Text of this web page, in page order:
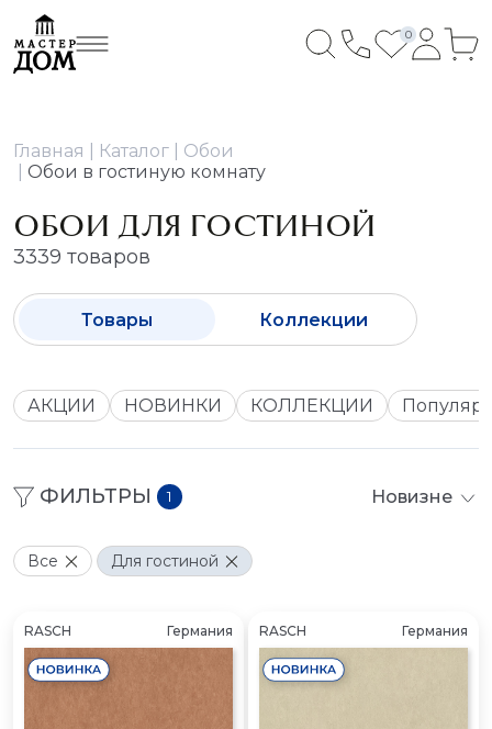
0
Главная Каталог
Обои
Обои в гостиную комнату
ОБОИ ДЛЯ ГОСТИНОЙ
3339 товаров
Товары Коллекции
АКЦИИ НОВИНКИ КОЛЛЕКЦИИ
ФИЛЬТРЫ 1 Новизне
Все Для гостиной
RASCH Германия RASCH Германия